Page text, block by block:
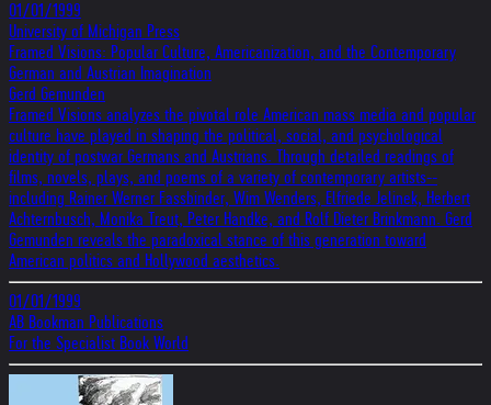
01/01/1999
University of Michigan Press
Framed Visions: Popular Culture, Americanization, and the Contemporary
German and Austrian Imagination
Gerd Gemunden
Framed Visions analyzes the pivotal role American mass media and popular
culture have played in shaping the political, social, and psychological
identity of postwar Germans and Austrians. Through detailed readings of
films, novels, plays, and poems of a variety of contemporary artists--
including Rainer Werner Fassbinder, Wim Wenders, Elfriede Jelinek, Herbert
Achternbusch, Monika Treut, Peter Handke, and Rolf Dieter Brinkmann. Gerd
Gemunden reveals the paradoxical stance of this generation toward
American politics and Hollywood aesthetics.
01/01/1999
AB Bookman Publications
For the Specialist Book World